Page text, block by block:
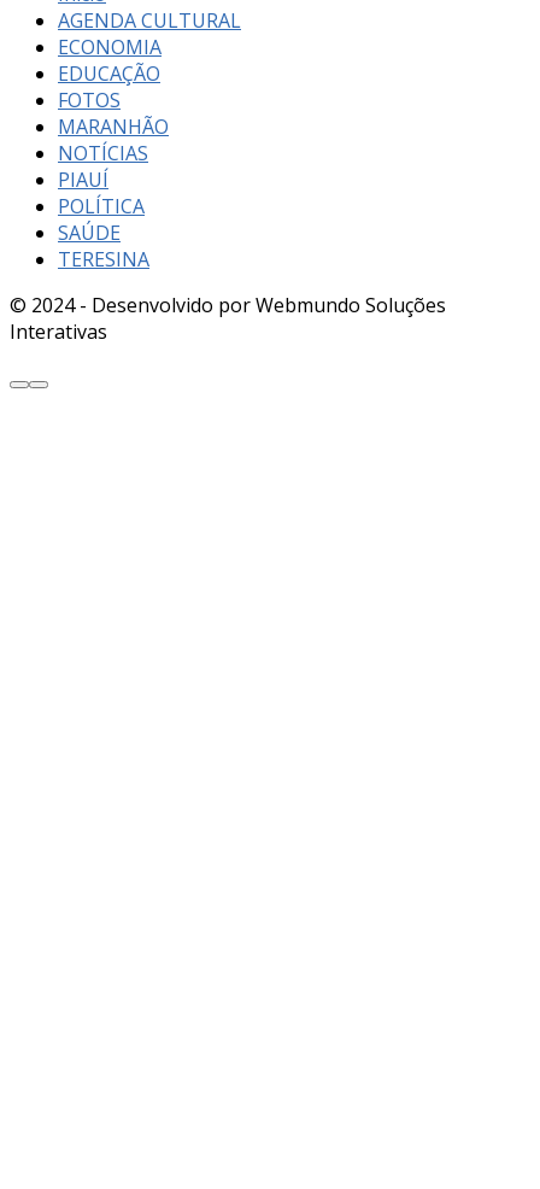
AGENDA CULTURAL
ECONOMIA
EDUCAÇÃO
FOTOS
MARANHÃO
NOTÍCIAS
PIAUÍ
POLÍTICA
SAÚDE
TERESINA
© 2024 - Desenvolvido por Webmundo Soluções
Interativas